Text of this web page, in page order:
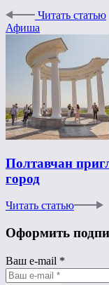
Читать статью
Афиша
Полтавчан
город
Читать статью
Оформить
Ваш e-mail *